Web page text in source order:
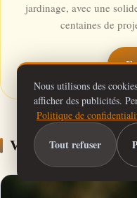
jardinage, avec une
centaines de
Vous devriez aussi
Nous utilisons des
afficher des publicités.
Politique de
Tout refuser